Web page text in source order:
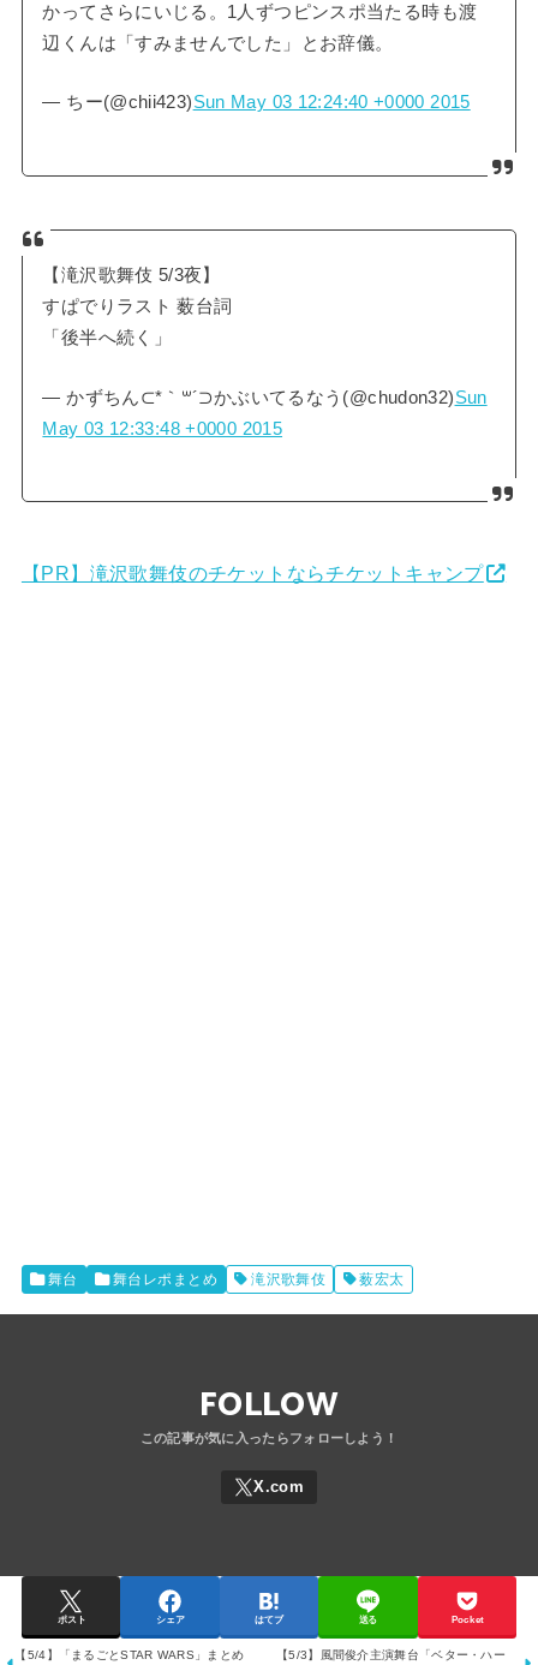
かってさらにいじる。1人ずつピンスポ当たる時も渡
辺くんは「すみませんでした」とお辞儀。
— ちー(@chii423)Sun May 03 12:24:40 +0000 2015
【滝沢歌舞伎 5/3夜】
すぱでりラスト 薮台詞
「後半へ続く」
— かずちん⊂*｀꒳´⊃かぶいてるなう(@chudon32)Sun
May 03 12:33:48 +0000 2015
【PR】滝沢歌舞伎のチケットならチケットキャンプ
舞台 舞台レポまとめ 滝沢歌舞伎 薮宏太
FOLLOW
ポスト シェア はてブ 送る Pocket
【5/4】「まるごとSTAR WARS」まとめ
【5/3】風間俊介主演舞台「ベター・ハー